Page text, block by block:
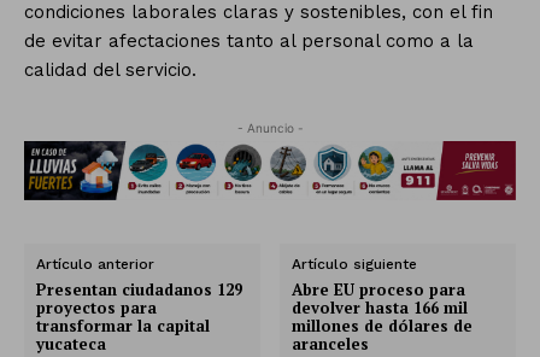
condiciones laborales claras y sostenibles, con el fin
de evitar afectaciones tanto al personal como a la
calidad del servicio.
- Anuncio -
Artículo anterior
Presentan ciudadanos 129
proyectos para
transformar la capital
yucateca
Artículo siguiente
Abre EU proceso para
devolver hasta 166 mil
millones de dólares de
aranceles